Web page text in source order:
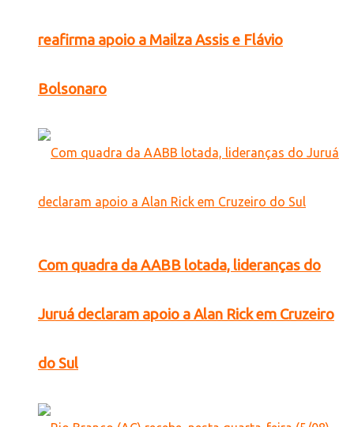
reafirma apoio a Mailza Assis e Flávio
Bolsonaro
Com quadra da AABB lotada, lideranças do
Juruá declaram apoio a Alan Rick em Cruzeiro
do Sul